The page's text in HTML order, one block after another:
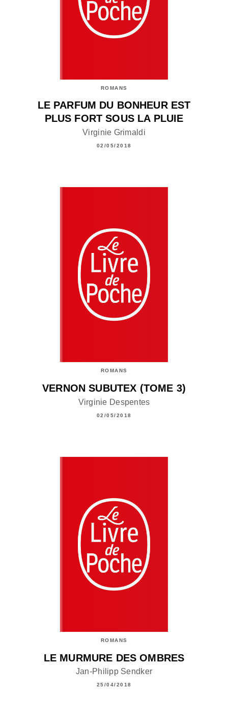
ROMANS
LE PARFUM DU BONHEUR EST
PLUS FORT SOUS LA PLUIE
Virginie Grimaldi
02/05/2018
ROMANS
VERNON SUBUTEX (TOME 3)
Virginie Despentes
02/05/2018
ROMANS
LE MURMURE DES OMBRES
Jan-Philipp Sendker
25/04/2018